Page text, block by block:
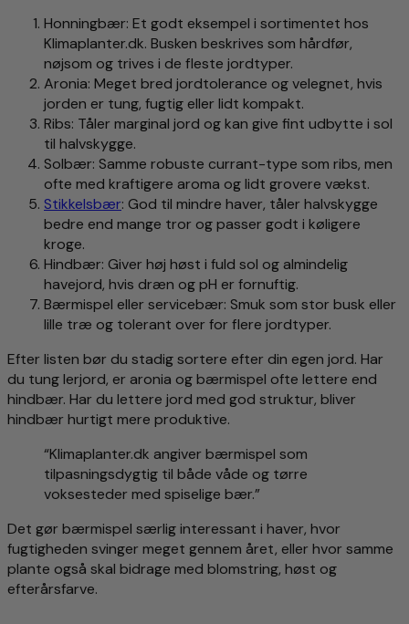
Honningbær: Et godt eksempel i sortimentet hos
Klimaplanter.dk. Busken beskrives som hårdfør,
nøjsom og trives i de fleste jordtyper.
Aronia: Meget bred jordtolerance og velegnet, hvis
jorden er tung, fugtig eller lidt kompakt.
Ribs: Tåler marginal jord og kan give fint udbytte i sol
til halvskygge.
Solbær: Samme robuste currant-type som ribs, men
ofte med kraftigere aroma og lidt grovere vækst.
Stikkelsbær: God til mindre haver, tåler halvskygge
bedre end mange tror og passer godt i køligere
kroge.
Hindbær: Giver høj høst i fuld sol og almindelig
havejord, hvis dræn og pH er fornuftig.
Bærmispel eller servicebær: Smuk som stor busk eller
lille træ og tolerant over for flere jordtyper.
Efter listen bør du stadig sortere efter din egen jord. Har
du tung lerjord, er aronia og bærmispel ofte lettere end
hindbær. Har du lettere jord med god struktur, bliver
hindbær hurtigt mere produktive.
“Klimaplanter.dk angiver bærmispel som
tilpasningsdygtig til både våde og tørre
voksesteder med spiselige bær.”
Det gør bærmispel særlig interessant i haver, hvor
fugtigheden svinger meget gennem året, eller hvor samme
plante også skal bidrage med blomstring, høst og
efterårsfarve.